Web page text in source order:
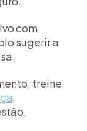
com
sugerir a
treine
,